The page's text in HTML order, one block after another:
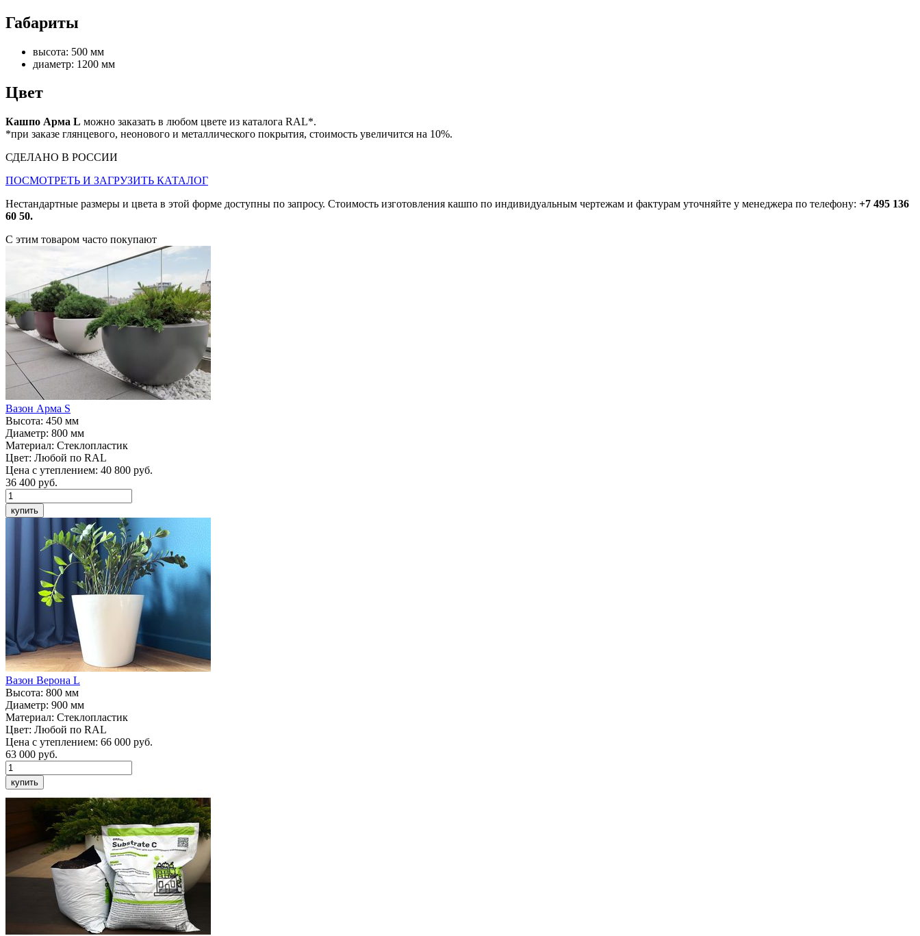
Габариты
высота: 500 мм
диаметр: 1200 мм
Цвет
Кашпо Арма L можно заказать в любом цвете из каталога RAL*.
*при заказе глянцевого, неонового и металлического покрытия, стоимость увеличится на 10%.
СДЕЛАНО В РОССИИ
ПОСМОТРЕТЬ И ЗАГРУЗИТЬ КАТАЛОГ
Нестандартные размеры и цвета в этой форме доступны по запросу. Стоимость изготовления кашпо по индивидуальным чертежам и фактурам уточняйте у менеджера по телефону: +7 495 136
60 50.
С этим товаром часто покупают
Вазон Арма S
Высота: 450 мм
Диаметр: 800 мм
Материал: Стеклопластик
Цвет: Любой по RAL
Цена с утеплением: 40 800 руб.
36 400 руб.
купить
Вазон Верона L
Высота: 800 мм
Диаметр: 900 мм
Материал: Стеклопластик
Цвет: Любой по RAL
Цена с утеплением: 66 000 руб.
63 000 руб.
купить